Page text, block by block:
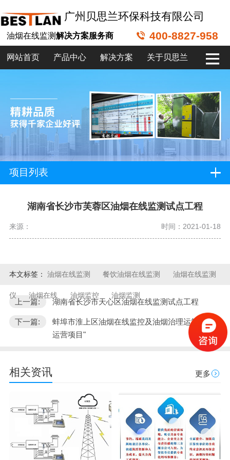
广州贝思兰环保科技有限公司
油烟在线监测解决方案服务商 400-8827-958
网站首页 产品中心 解决方案 关于贝思兰
项目列表
湖南省长沙市芙蓉区油烟在线监测试点工程
来源： 时间：2021-01-18
本文标签： 油烟在线监测 餐饮油烟在线监测 油烟在线监测
仪 油烟在线 油烟监控 油烟监测
上一篇: 湖南省长沙市天心区油烟在线监测试点工程
下一篇:
蚌埠市淮上区油烟在线监控及油烟治理运第三方
运营项目"
相关资讯 更多